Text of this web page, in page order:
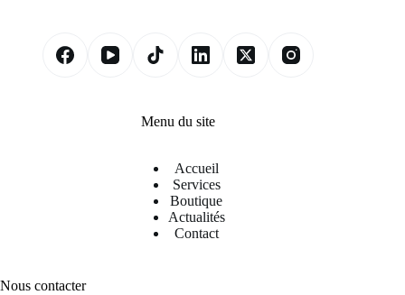
Menu du site
Accueil
Services
Boutique
Actualités
Contact
Nous contacter